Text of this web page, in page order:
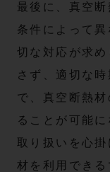
最後に、真空
条件によって
切な対応が求
さず、適切な
で、真空断熱
ることが可能
取り扱いを心
材を利用できる